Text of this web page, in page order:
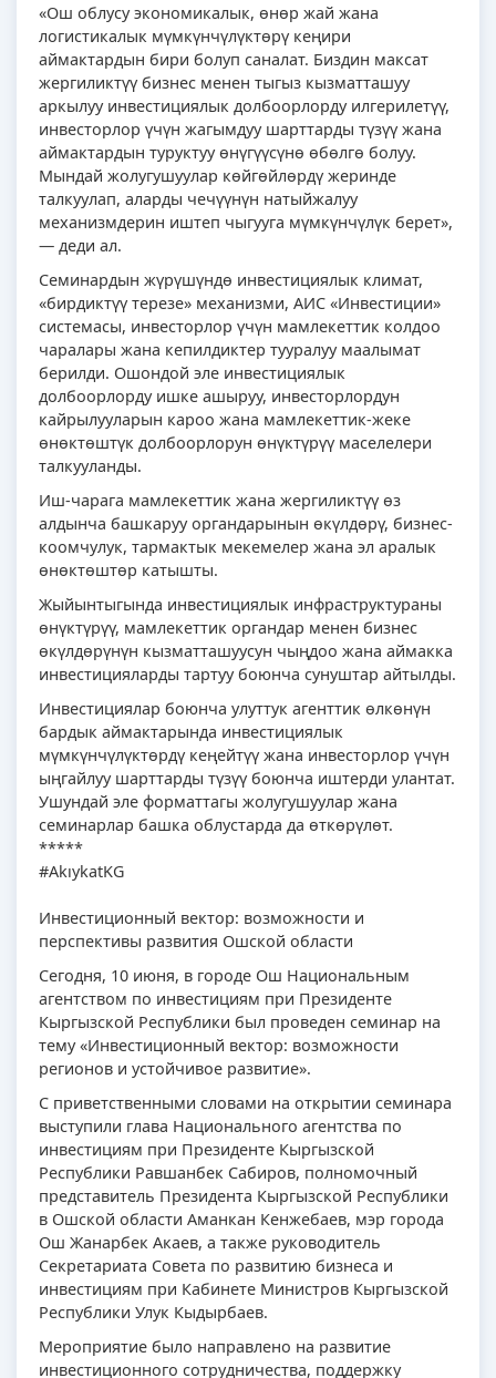
«Ош облусу экономикалык, өнөр жай жана
логистикалык мүмкүнчүлүктөрү кеңири
аймактардын бири болуп саналат. Биздин максат
жергиликтүү бизнес менен тыгыз кызматташуу
аркылуу инвестициялык долбоорлорду илгерилетүү,
инвесторлор үчүн жагымдуу шарттарды түзүү жана
аймактардын туруктуу өнүгүүсүнө өбөлгө болуу.
Мындай жолугушуулар көйгөйлөрдү жеринде
талкуулап, аларды чечүүнүн натыйжалуу
механизмдерин иштеп чыгууга мүмкүнчүлүк берет»,
— деди ал.
Семинардын жүрүшүндө инвестициялык климат,
«бирдиктүү терезе» механизми, АИС «Инвестиции»
системасы, инвесторлор үчүн мамлекеттик колдоо
чаралары жана кепилдиктер тууралуу маалымат
берилди. Ошондой эле инвестициялык
долбоорлорду ишке ашыруу, инвесторлордун
кайрылууларын кароо жана мамлекеттик-жеке
өнөктөштүк долбоорлорун өнүктүрүү маселелери
талкууланды.
Иш-чарага мамлекеттик жана жергиликтүү өз
алдынча башкаруу органдарынын өкүлдөрү, бизнес-
коомчулук, тармактык мекемелер жана эл аралык
өнөктөштөр катышты.
Жыйынтыгында инвестициялык инфраструктураны
өнүктүрүү, мамлекеттик органдар менен бизнес
өкүлдөрүнүн кызматташуусун чыңдоо жана аймакка
инвестицияларды тартуу боюнча сунуштар айтылды.
Инвестициялар боюнча улуттук агенттик өлкөнүн
бардык аймактарында инвестициялык
мүмкүнчүлүктөрдү кеңейтүү жана инвесторлор үчүн
ыңгайлуу шарттарды түзүү боюнча иштерди улантат.
Ушундай эле форматтагы жолугушуулар жана
семинарлар башка облустарда да өткөрүлөт.
*****
#AkıykatKG
Инвестиционный вектор: возможности и
перспективы развития Ошской области
Сегодня, 10 июня, в городе Ош Национальным
агентством по инвестициям при Президенте
Кыргызской Республики был проведен семинар на
тему «Инвестиционный вектор: возможности
регионов и устойчивое развитие».
С приветственными словами на открытии семинара
выступили глава Национального агентства по
инвестициям при Президенте Кыргызской
Республики Равшанбек Сабиров, полномочный
представитель Президента Кыргызской Республики
в Ошской области Аманкан Кенжебаев, мэр города
Ош Жанарбек Акаев, а также руководитель
Секретариата Совета по развитию бизнеса и
инвестициям при Кабинете Министров Кыргызской
Республики Улук Кыдырбаев.
Мероприятие было направлено на развитие
инвестиционного сотрудничества, поддержку